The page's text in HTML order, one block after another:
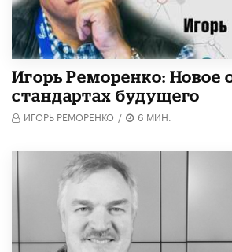
Игорь Реморенко: Новое
стандартах будущего
ИГОРЬ РЕМОРЕНКО / 6 МИН.